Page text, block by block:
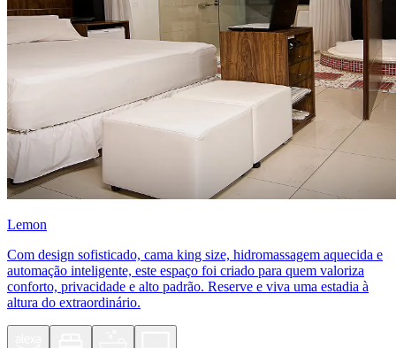
Lemon
Com design sofisticado, cama king size, hidromassagem aquecida e
automação inteligente, este espaço foi criado para quem valoriza
conforto, privacidade e alto padrão. Reserve e viva uma estadia à
altura do extraordinário.